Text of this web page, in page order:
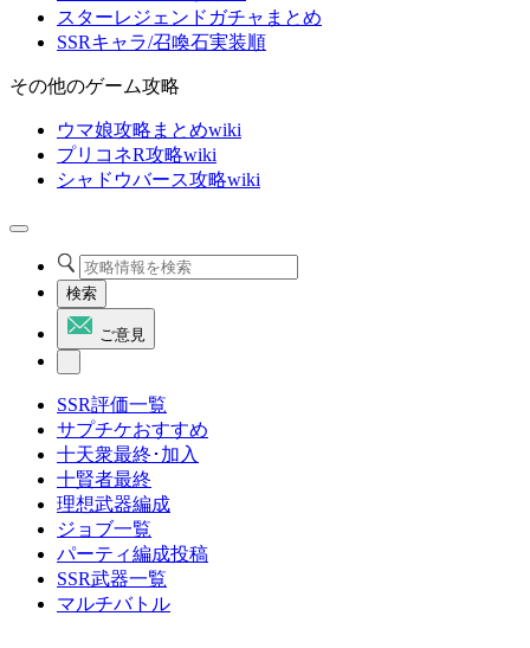
スターレジェンドガチャまとめ
SSRキャラ/召喚石実装順
その他のゲーム攻略
ウマ娘攻略まとめwiki
プリコネR攻略wiki
シャドウバース攻略wiki
検索
ご意見
SSR評価一覧
サプチケおすすめ
十天衆最終･加入
十賢者最終
理想武器編成
ジョブ一覧
パーティ編成投稿
SSR武器一覧
マルチバトル